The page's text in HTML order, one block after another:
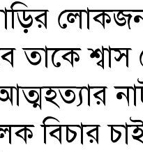
তাকে
বিচার